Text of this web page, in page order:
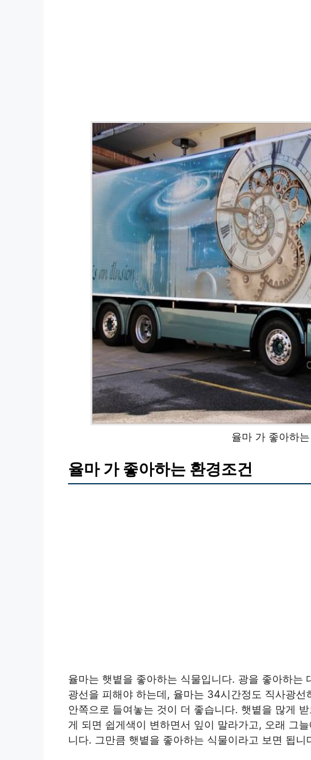
율마 가 좋아하
율마 가 좋아하는 환경조건
율마는 햇볕을 좋아하는 식물입니다. 광을 좋아하는
광선을 피해야 하는데, 율마는 34시간정도 직사광
안쪽으로 들여놓는 것이 더 좋습니다. 햇볕을 많게
게 되면 쉽게색이 변하면서 잎이 말라가고, 오래 그
니다. 그만큼 햇볕을 좋아하는 식물이라고 보면 됩니